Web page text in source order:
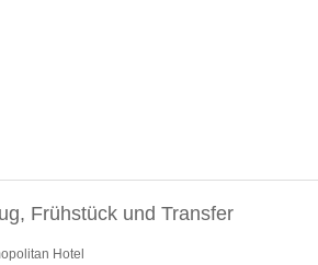
Frühstück und Transfer
Hotel